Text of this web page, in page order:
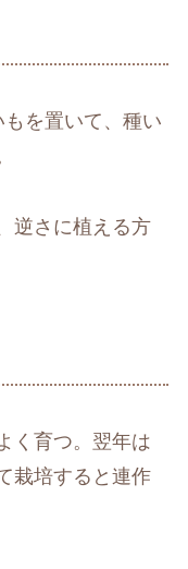
を置いて、種い
逆さに植える方
く育つ。翌年は
栽培すると連作